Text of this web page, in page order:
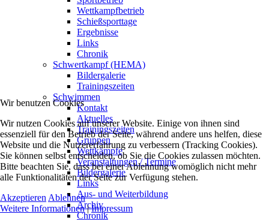
Wettkampfbetrieb
Schießsporttage
Ergebnisse
Links
Chronik
Schwertkampf (HEMA)
Bildergalerie
Trainingszeiten
Schwimmen
Kontakt
Aktuelles
Trainingszeiten
Gruppen
Wettkämpfe
Veranstaltungen / Termine
Bildergalerie
Links
Aus- und Weiterbildung
Archiv
Chronik
Wir benutzen Cookies
Wir nutzen Cookies auf unserer Website. Einige von ihnen sind
essenziell für den Betrieb der Seite, während andere uns helfen, diese
Website und die Nutzererfahrung zu verbessern (Tracking Cookies).
Sie können selbst entscheiden, ob Sie die Cookies zulassen möchten.
Bitte beachten Sie, dass bei einer Ablehnung womöglich nicht mehr
alle Funktionalitäten der Seite zur Verfügung stehen.
Akzeptieren Ablehnen
Weitere Informationen|Impressum